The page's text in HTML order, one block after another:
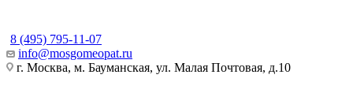
8 (495) 795-11-07
info@mosgomeopat.ru
г. Москва, м. Бауманская, ул. Малая Почтовая, д.10